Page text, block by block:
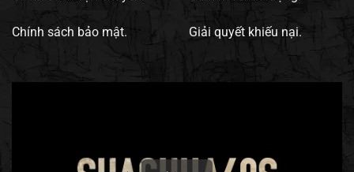
Chính sách bảo mật. Giải quyết khiếu nại.